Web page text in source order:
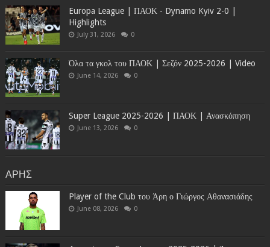
Europa League | ΠΑΟΚ - Dynamo Kyiv 2-0 |
Highlights
July 31, 2026 0
Όλα τα γκολ του ΠΑΟΚ | Σεζόν 2025-2026 | Video
June 14, 2026 0
Super League 2025-2026 | ΠΑΟΚ | Ανασκόπηση
June 13, 2026 0
ΑΡΗΣ
Player of the Club του Άρη ο Γιώργος Αθανασιάδης
June 08, 2026 0